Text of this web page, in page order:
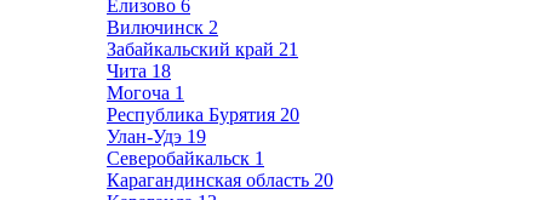
Елизово 6
Вилючинск 2
Забайкальский край 21
Чита 18
Могоча 1
Республика Бурятия 20
Улан-Удэ 19
Северобайкальск 1
Карагандинская область 20